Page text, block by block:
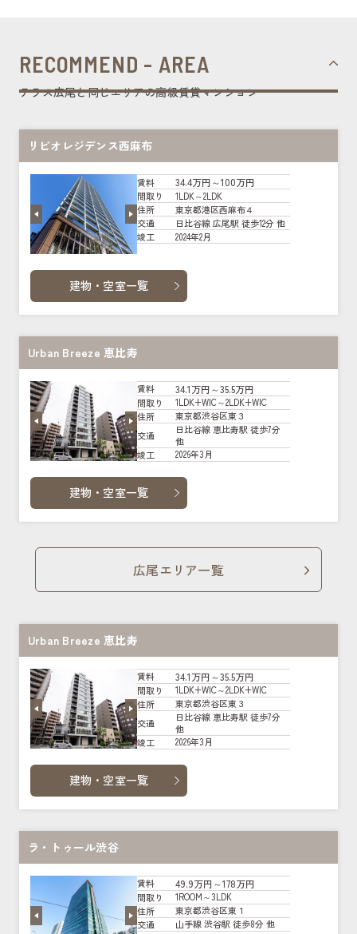
RECOMMEND - AREA
テラス広尾と同じエリアの高級賃貸マンション
リビオレジデンス西麻布
賃料 34.4万円～100万円
間取り
1LDK～2LDK
住所
東京都港区西麻布４
交通
日比谷線 広尾駅 徒歩12分 他
竣工
2024年2月
建物・空室一覧
Urban Breeze 恵比寿
賃料 34.1万円～35.5万円
間取り
1LDK+WIC～2LDK+WIC
住所
東京都渋谷区東３
交通
日比谷線 恵比寿駅 徒歩7分
他
竣工
2026年3月
建物・空室一覧
広尾エリア一覧
Urban Breeze 恵比寿
賃料 34.1万円～35.5万円
間取り
1LDK+WIC～2LDK+WIC
住所
東京都渋谷区東３
交通
日比谷線 恵比寿駅 徒歩7分
他
竣工
2026年3月
建物・空室一覧
ラ・トゥール渋谷
賃料 49.9万円～178万円
間取り
1ROOM～3LDK
住所
東京都渋谷区東１
交通
山手線 渋谷駅 徒歩8分 他